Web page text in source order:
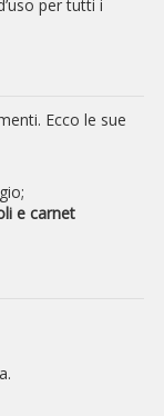
per tutti i
Ecco le sue
e carnet